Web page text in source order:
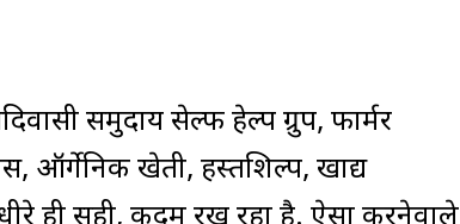
समुदाय सेल्फ हेल्प ग्रुप, फार्मर
ऑर्गेनिक खेती, हस्तशिल्प, खाद्य